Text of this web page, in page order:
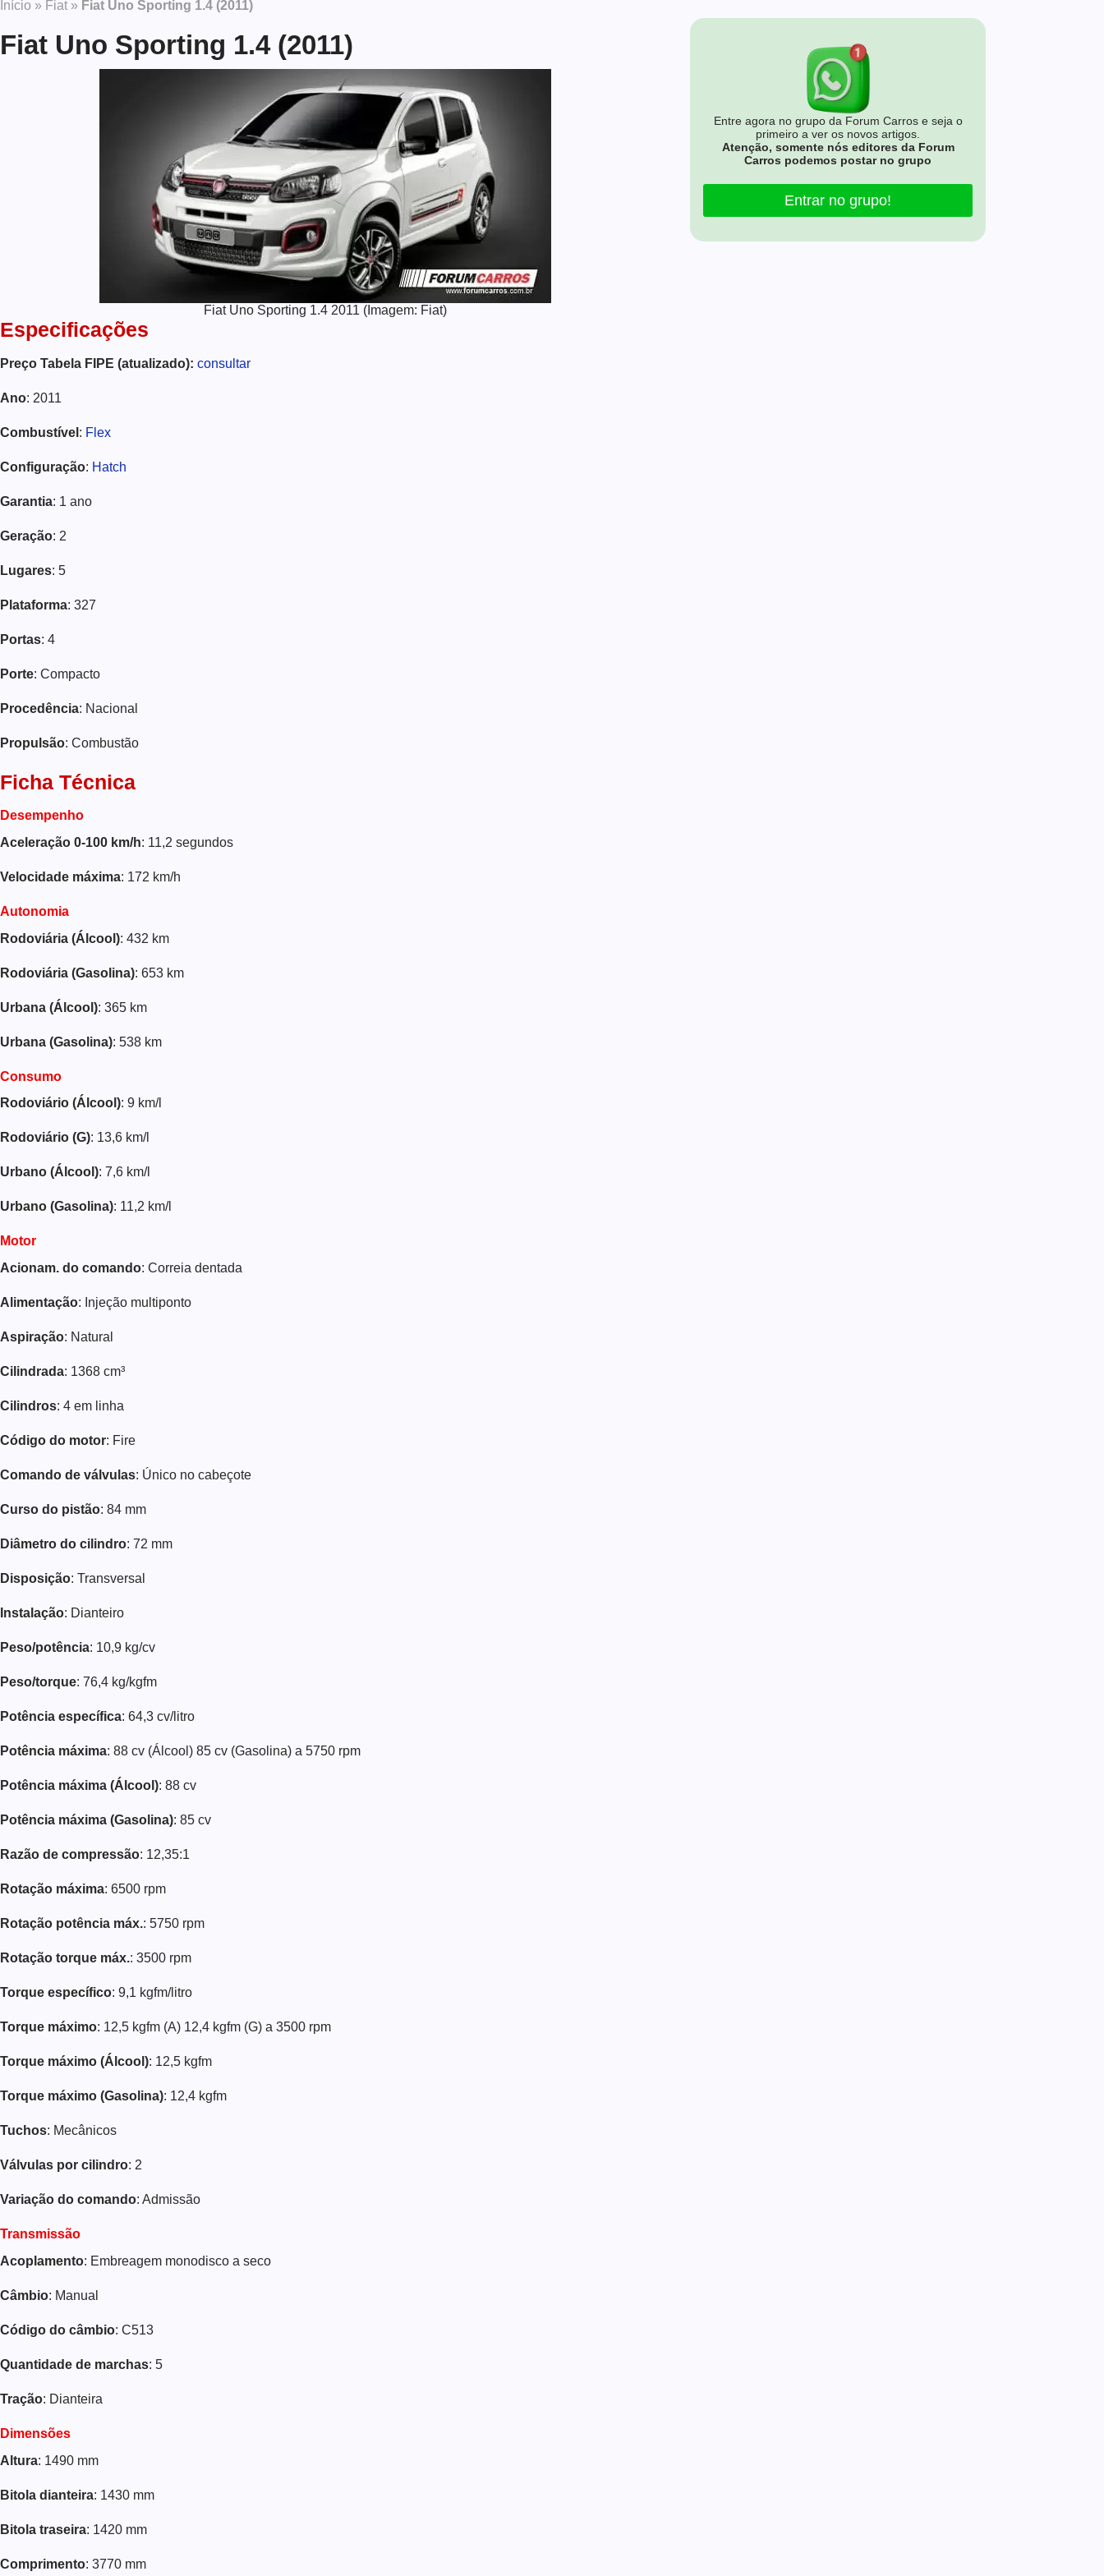
Início » Fiat » Fiat Uno Sporting 1.4 (2011)
Fiat Uno Sporting 1.4 (2011)
Fiat Uno Sporting 1.4 2011 (Imagem: Fiat)
Especificações
Preço Tabela FIPE (atualizado): consultar
Ano: 2011
Combustível : Flex
Configuração: Hatch
Garantia: 1 ano
Geração: 2
Lugares: 5
Plataforma: 327
Portas: 4
Porte: Compacto
Procedência: Nacional
Propulsão: Combustão
Ficha Técnica
Desempenho
Aceleração 0-100 km/h: 11,2 segundos
Velocidade máxima: 172 km/h
Autonomia
Rodoviária (Álcool): 432 km
Rodoviária (Gasolina): 653 km
Urbana (Álcool): 365 km
Urbana (Gasolina): 538 km
Consumo
Rodoviário (Álcool): 9 km/l
Rodoviário (G): 13,6 km/l
Urbano (Álcool): 7,6 km/l
Urbano (Gasolina): 11,2 km/l
Motor
Acionam. do comando: Correia dentada
Alimentação: Injeção multiponto
Aspiração: Natural
Cilindrada: 1368 cm³
Cilindros: 4 em linha
Código do motor: Fire
Comando de válvulas: Único no cabeçote
Curso do pistão: 84 mm
Diâmetro do cilindro: 72 mm
Disposição: Transversal
Instalação: Dianteiro
Peso/potência: 10,9 kg/cv
Peso/torque: 76,4 kg/kgfm
Potência específica: 64,3 cv/litro
Potência máxima: 88 cv (Álcool) 85 cv (Gasolina) a 5750 rpm
Potência máxima (Álcool): 88 cv
Potência máxima (Gasolina): 85 cv
Razão de compressão: 12,35:1
Rotação máxima: 6500 rpm
Rotação potência máx.: 5750 rpm
Rotação torque máx.: 3500 rpm
Torque específico: 9,1 kgfm/litro
Torque máximo: 12,5 kgfm (A) 12,4 kgfm (G) a 3500 rpm
Torque máximo (Álcool): 12,5 kgfm
Torque máximo (Gasolina): 12,4 kgfm
Tuchos: Mecânicos
Válvulas por cilindro: 2
Variação do comando: Admissão
Transmissão
Acoplamento: Embreagem monodisco a seco
Câmbio: Manual
Código do câmbio: C513
Quantidade de marchas: 5
Tração: Dianteira
Dimensões
Altura: 1490 mm
Bitola dianteira: 1430 mm
Bitola traseira: 1420 mm
Comprimento: 3770 mm
Entre agora no grupo da Forum Carros e seja o
primeiro a ver os novos artigos.
Atenção, somente nós editores da Forum
Carros podemos postar no grupo
Entrar no grupo!